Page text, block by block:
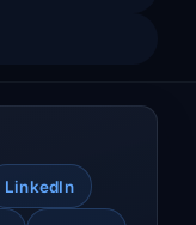
LinkedIn